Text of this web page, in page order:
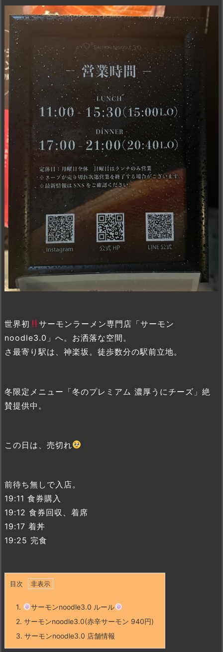
世界初
サーモンラーメン専門店「サーモン
noodle3.0」へ。お洒落な空間。
さ最寄り駅は、神楽坂。徒歩数分の駅前立地。
冬限定メニュー「冬のプレミアム 濃厚うにチーズ」絶
賛提供中。
この日は、売切れ
前待ち無しで入店。
19:11 食券購入
19:12 食券回収、着席
19:17 着丼
19:25 完食
目次
1.
サーモンnoodle3.0 ルール
2. サーモンnoodle3.0(赤辛サーモン 940円)
3. サーモンnoodle3.0 店舗情報